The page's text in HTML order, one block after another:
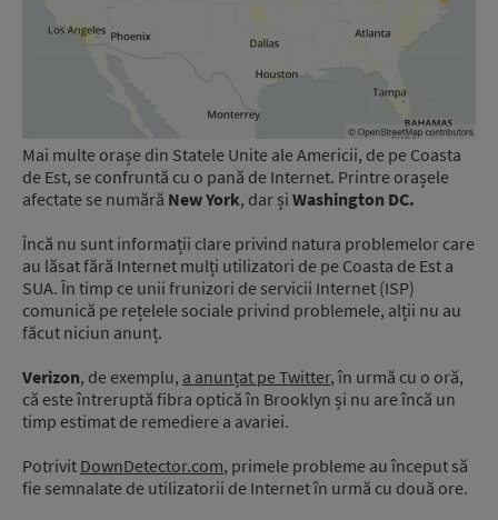
Mai multe orașe din Statele Unite ale Americii, de pe Coasta
de Est, se confruntă cu o pană de Internet. Printre orașele
afectate se numără New York, dar și Washington DC.
Încă nu sunt informații clare privind natura problemelor care
au lăsat fără Internet mulți utilizatori de pe Coasta de Est a
SUA. În timp ce unii frunizori de servicii Internet (ISP)
comunică pe rețelele sociale privind problemele, alții nu au
făcut niciun anunț.
Verizon, de exemplu, a anunțat pe Twitter, în urmă cu o oră,
că este întreruptă fibra optică în Brooklyn și nu are încă un
timp estimat de remediere a avariei.
Potrivit DownDetector.com, primele probleme au început să
fie semnalate de utilizatorii de Internet în urmă cu două ore.